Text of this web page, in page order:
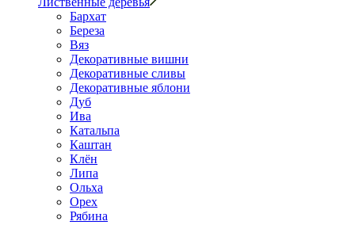
Бархат
Береза
Вяз
Декоративные вишни
Декоративные сливы
Декоративные яблони
Дуб
Ива
Катальпа
Каштан
Клён
Липа
Ольха
Орех
Рябина